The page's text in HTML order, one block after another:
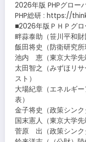
2026年版 PHPグロー
PHP総研 : https://
■2026年版ＰＨＰグ
畔蒜泰助（笹川平和財
飯田将史（防衛研究所
池内 恵（東京大学先
太田智之（みずほリ
スト）
大場紀章（エネルギ
表）
金子将史（政策シンク
国末憲人（東京大学
菅原 出（政策シンク